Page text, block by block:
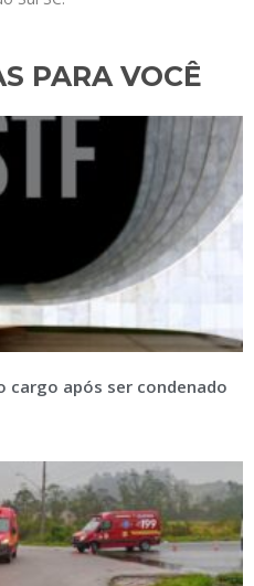
PARA VOCÊ​
cargo após ser condenado